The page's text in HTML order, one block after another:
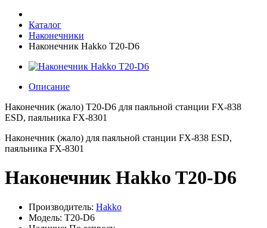
Каталог
Наконечники
Наконечник Hakko T20-D6
Описание
Наконечник (жало) T20-D6 для паяльной станции FX-838
ESD, паяльника FX-8301
Наконечник (жало) для паяльной станции FX-838 ESD,
паяльника FX-8301
Наконечник Hakko T20-D6
Производитель: Hakko
Модель: T20-D6